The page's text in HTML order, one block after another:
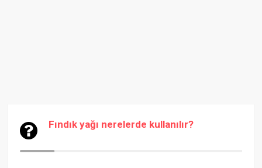
Fındık yağı nerelerde kullanılır?